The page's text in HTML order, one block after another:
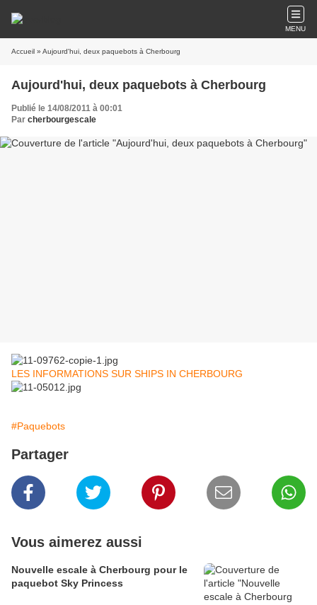
MENU
Accueil » Aujourd'hui, deux paquebots à Cherbourg
Aujourd'hui, deux paquebots à Cherbourg
Publié le 14/08/2011 à 00:01
Par cherbourgescale
LES INFORMATIONS SUR SHIPS IN CHERBOURG
#Paquebots
Partager
Vous aimerez aussi
Nouvelle escale à Cherbourg pour le
paquebot Sky Princess